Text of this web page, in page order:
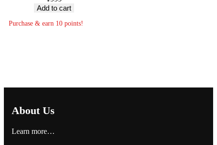
Add to cart
Purchase & earn 10 points!
About Us
Learn more…